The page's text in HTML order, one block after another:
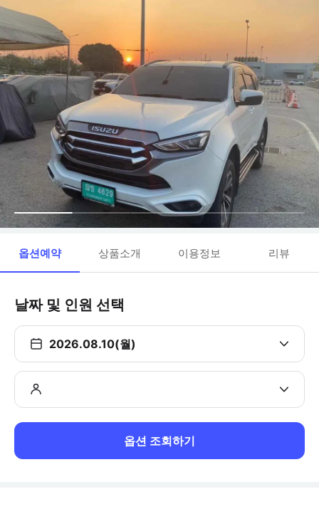
옵션예약 상품소개 이용정보 리뷰
날짜 및 인원 선택
2026.08.10(월)
옵션 조회하기